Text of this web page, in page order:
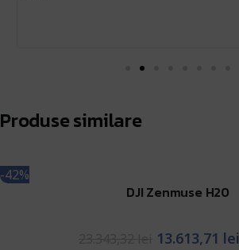
Produse similare
-42%
DJI Zenmuse H20
13.613,71 lei